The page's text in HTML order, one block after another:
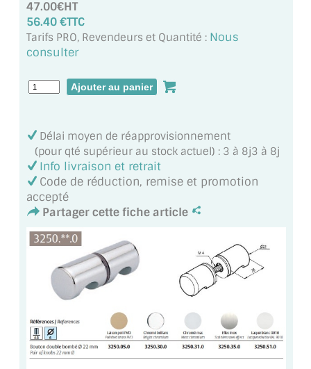
LOTS DE MIROIRS EN MOZAÏQUE
MIROIR POUR PORTE
MIROIR PAROI DE DOUCHE
MIROIR POUR SALLE DE SPORT
MIROIR POUR SALLE DE DANSE
MIROIR ENCADRÉ
MIROIR TV
VERRE SUR MESURE
VERRE EXTRACLAIR
VERRE TREMPÉ (SÉCURIT)
PAROI DE DOUCHE
47.00€HT
56.40 €TTC
Tarifs PRO, Revendeurs et Quantité : Nous
consulter
Délai moyen de réapprovisionnement
(pour qté supérieur au stock actuel) : 3 à 8j3 à 8j
Info livraison et retrait
Code de réduction, remise et promotion
accepté
Partager cette fiche article